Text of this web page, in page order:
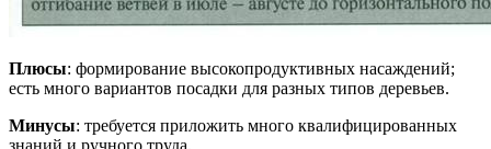
Плюсы: формирование высокопродуктивных насаждений;
есть много вариантов посадки для разных типов деревьев.
Минусы: требуется приложить много квалифицированных
знаний и ручного труда.